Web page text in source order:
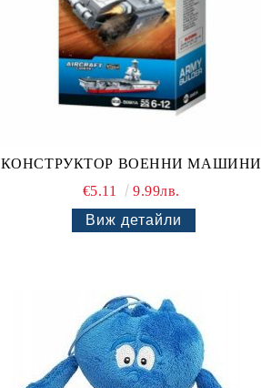
КОНСТРУКТОР ВОЕННИ МАШИНИ
€5.11
9.99лв.
Виж детайли